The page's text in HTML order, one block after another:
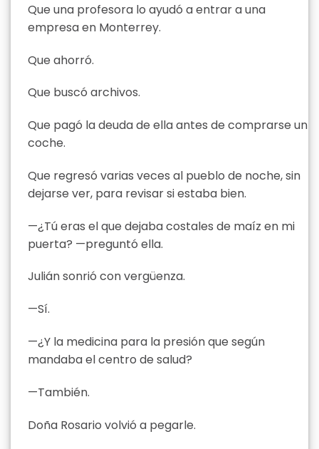
Que una profesora lo ayudó a entrar a una
empresa en Monterrey.
Que ahorró.
Que buscó archivos.
Que pagó la deuda de ella antes de comprarse un
coche.
Que regresó varias veces al pueblo de noche, sin
dejarse ver, para revisar si estaba bien.
—¿Tú eras el que dejaba costales de maíz en mi
puerta? —preguntó ella.
Julián sonrió con vergüenza.
—Sí.
—¿Y la medicina para la presión que según
mandaba el centro de salud?
—También.
Doña Rosario volvió a pegarle.